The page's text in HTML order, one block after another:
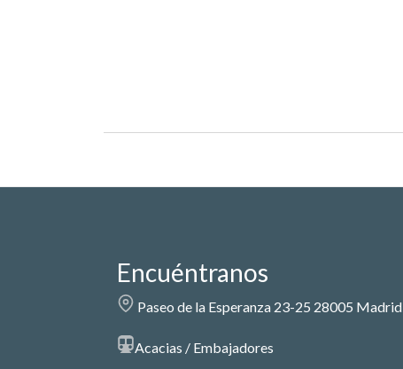
Encuéntranos
Paseo de la Esperanza 23-25 28005 Madrid
Acacias / Embajadores